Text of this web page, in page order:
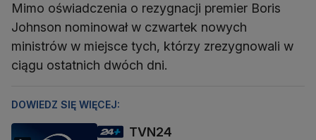
Mimo oświadczenia o rezygnacji premier Boris
Johnson nominował w czwartek nowych
ministrów w miejsce tych, którzy zrezygnowali w
ciągu ostatnich dwóch dni.
DOWIEDZ SIĘ WIĘCEJ:
TVN24